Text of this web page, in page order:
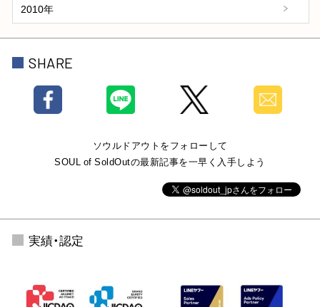
2010年
SHARE
ソウルドアウトをフォローして
SOUL of SoldOutの最新記事を一早く入手しよう
実績・認定